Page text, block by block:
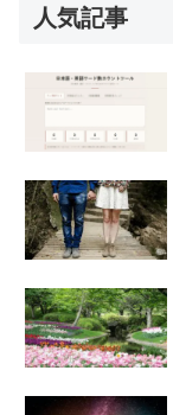
人気記事